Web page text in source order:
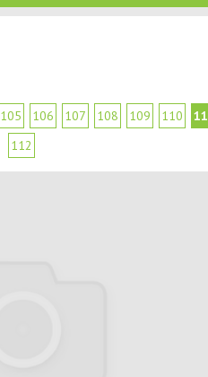
105 106 107 108 109 110
112